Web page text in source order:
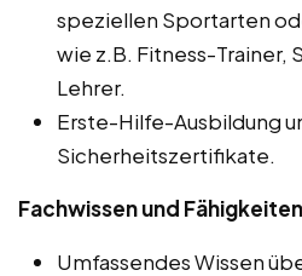
speziellen Sportarten
wie z.B. Fitness-Trainer,
Lehrer.
Erste-Hilfe-Ausbildung
Sicherheitszertifikate.
Fachwissen und Fähigkeiten
Umfassendes Wissen